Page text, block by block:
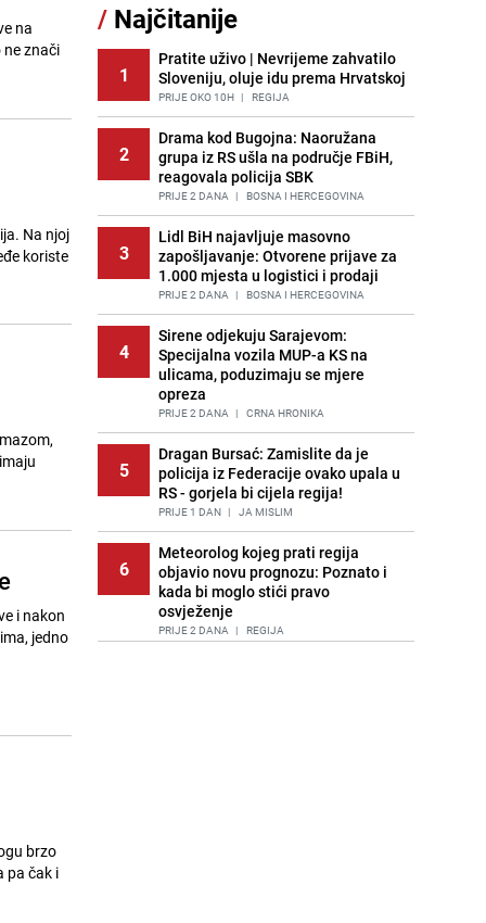
na
znači
Na njoj
koriste
i nakon
jedno
brzo
pa čak i
/ Najčitanije
1
Pratite uživo | Nevrijeme zahvatilo
Sloveniju, oluje idu prema Hrvatskoj
PRIJE OKO 10H | REGIJA
2
Drama kod Bugojna: Naoružana
grupa iz RS ušla na područje FBiH,
reagovala policija SBK
PRIJE 2 DANA | BOSNA I HERCEGOVINA
3
Lidl BiH najavljuje masovno
zapošljavanje: Otvorene prijave za
1.000 mjesta u logistici i prodaji
PRIJE 2 DANA | BOSNA I HERCEGOVINA
4
Sirene odjekuju Sarajevom:
Specijalna vozila MUP-a KS na
ulicama, poduzimaju se mjere
opreza
PRIJE 2 DANA | CRNA HRONIKA
5
Dragan Bursać: Zamislite da je
policija iz Federacije ovako upala u
RS - gorjela bi cijela regija!
PRIJE 1 DAN | JA MISLIM
6
Meteorolog kojeg prati regija
objavio novu prognozu: Poznato i
kada bi moglo stići pravo
osvježenje
PRIJE 2 DANA | REGIJA